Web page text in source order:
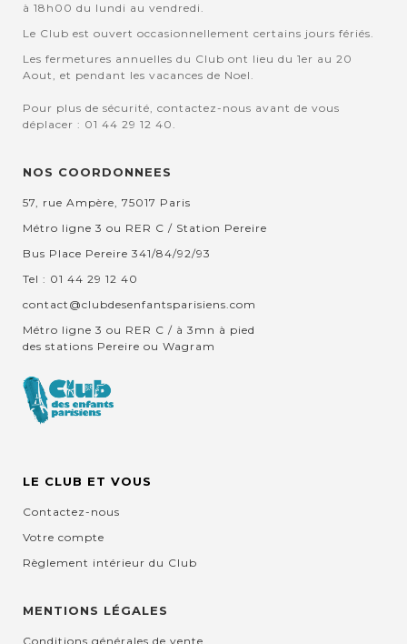
à 18h00 du lundi au vendredi.
Le Club est ouvert occasionnellement certains jours fériés.
Les fermetures annuelles du Club ont lieu du 1er au 20
Aout, et pendant les vacances de Noel.
Pour plus de sécurité, contactez-nous avant de vous
déplacer : 01 44 29 12 40.
NOS COORDONNEES
57, rue Ampère, 75017 Paris
Métro ligne 3 ou RER C / Station Pereire
Bus Place Pereire 341/84/92/93
Tel : 01 44 29 12 40
contact@clubdesenfantsparisiens.com
Métro ligne 3 ou RER C / à 3mn à pied
des stations Pereire ou Wagram
LE CLUB ET VOUS
Contactez-nous
Votre compte
Règlement intérieur du Club
MENTIONS LÉGALES
Conditions générales de vente